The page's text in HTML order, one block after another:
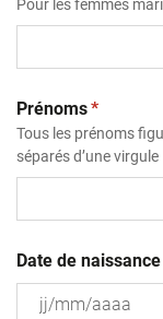
Pour les femmes
Prénoms*
Tous les prénoms
séparés d’une virgule
Date de naissance